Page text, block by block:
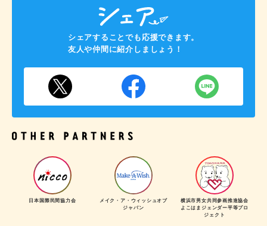
シェアすることでも応援できます。
友人や仲間に紹介しましょう！
日本国際民間協力会
メイク・ア・ウィッシュオブ
ジャパン
横浜市男女共同参画推進協会
よこはまジェンダー平等プロ
ジェクト